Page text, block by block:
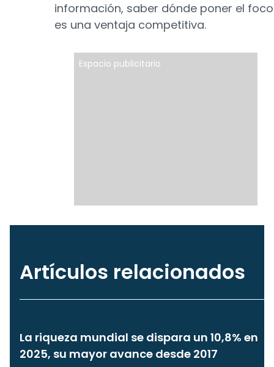
información, saber dónde poner el foco
es una ventaja competitiva.
Espacio publicitario
Artículos relacionados
La riqueza mundial se dispara un 10,8% en
2025, su mayor avance desde 2017